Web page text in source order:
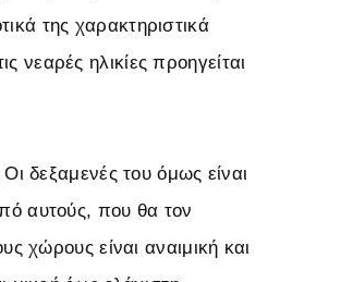
της χαρακτηριστικά
ηλικίες προηγείται
δεξαμενές του όμως είναι
αυτούς, που θα τον
χώρους είναι αναιμική και